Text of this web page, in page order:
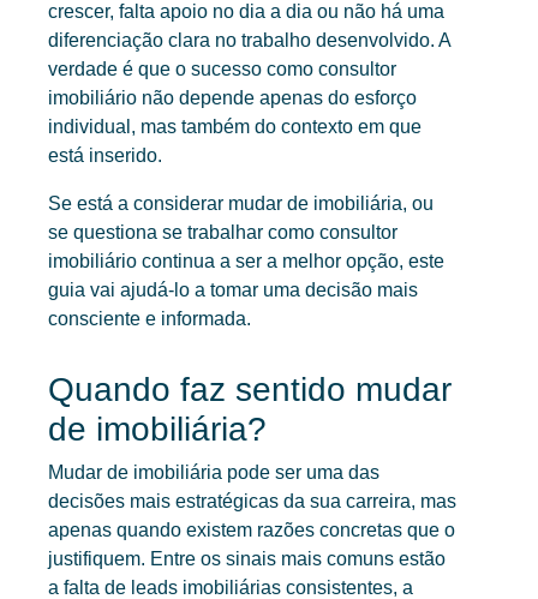
crescer, falta apoio no dia a dia ou não há uma
diferenciação clara no trabalho desenvolvido. A
verdade é que o sucesso como consultor
imobiliário não depende apenas do esforço
individual, mas também do contexto em que
está inserido.
Se está a considerar mudar de imobiliária, ou
se questiona se trabalhar como consultor
imobiliário continua a ser a melhor opção, este
guia vai ajudá-lo a tomar uma decisão mais
consciente e informada.
Quando faz sentido mudar
de imobiliária?
Mudar de imobiliária pode ser uma das
decisões mais estratégicas da sua carreira, mas
apenas quando existem razões concretas que o
justifiquem. Entre os sinais mais comuns estão
a falta de leads imobiliárias consistentes, a